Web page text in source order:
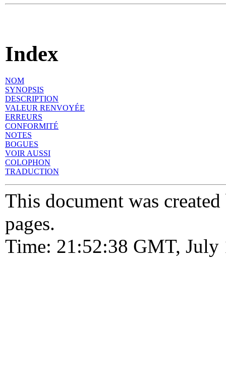
Index
NOM
SYNOPSIS
DESCRIPTION
VALEUR RENVOYÉE
ERREURS
CONFORMITÉ
NOTES
BOGUES
VOIR AUSSI
COLOPHON
TRADUCTION
This document was
pages.
Time: 21:52:38 GMT, July